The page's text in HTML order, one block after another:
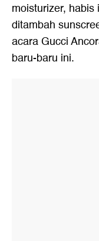
moisturizer,
ditambah
acara Gucci
baru-baru ini.